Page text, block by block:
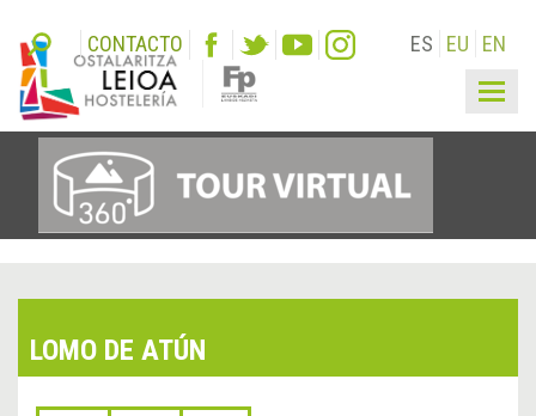
CONTACTO ES EU EN
LOMO DE ATÚN